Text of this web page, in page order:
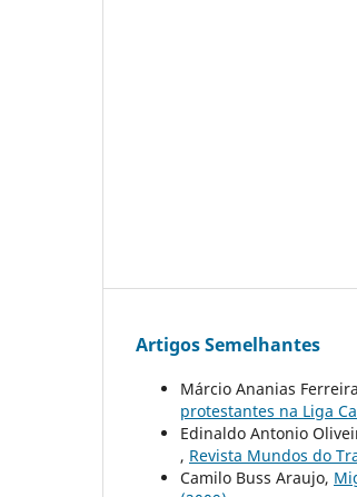
Artigos Semelhantes
Márcio Ananias
protestantes na Liga
Edinaldo Antonio
, Revista Mundos do
Camilo Buss Araujo,